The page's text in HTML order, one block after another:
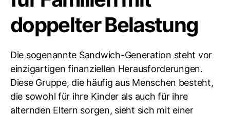
doppelter Belastung
Die sogenannte Sandwich-Generation steht vor
einzigartigen finanziellen Herausforderungen.
Diese Gruppe, die häufig aus Menschen besteht,
die sowohl für ihre Kinder als auch für ihre
alternden Eltern sorgen, sieht sich mit einer